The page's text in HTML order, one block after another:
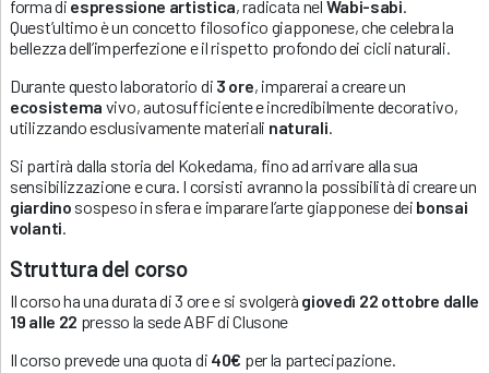
forma di espressione artistica, radicata nel Wabi-sabi
Quest’ultimo è un concetto filosofico giapponese, che celebra la
bellezza dell’imperfezione e il rispetto profondo dei cicli naturali.
Durante questo laboratorio di 3 ore, imparerai a creare un
ecosistema vivo, autosufficiente e incredibilmente decorativo,
utilizzando esclusivamente materiali naturali
Si partirà dalla storia del Kokedama, fino ad arrivare alla sua
sensibilizzazione e cura. I corsisti avranno la possibilità di creare un
giardino sospeso in sfera e imparare l’arte giapponese dei bonsai
volanti
Struttura del corso
Il corso ha una durata di 3 ore e si svolgerà giovedì 22 ottobre dalle
19 alle 22 presso la sede ABF di Clusone
Il corso prevede una quota di 40€ per la partecipazione.